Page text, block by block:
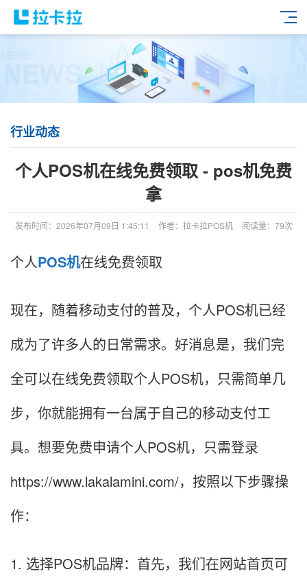
行业动态
个人POS机在线免费领取 - pos机免费
拿
发布时间：2026年07月09日 1:45:11 作者：拉卡拉POS机 阅读量：79次
个人POS机在线免费领取
现在，随着移动支付的普及，个人POS机已经
成为了许多人的日常需求。好消息是，我们完
全可以在线免费领取个人POS机，只需简单几
步，你就能拥有一台属于自己的移动支付工
具。想要免费申请个人POS机，只需登录
https://www.lakalamini.com/，按照以下步骤操
作：
1. 选择POS机品牌：首先，我们在网站首页可